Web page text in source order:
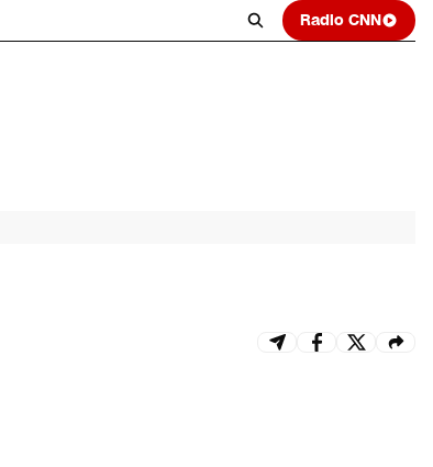
Radio CNN